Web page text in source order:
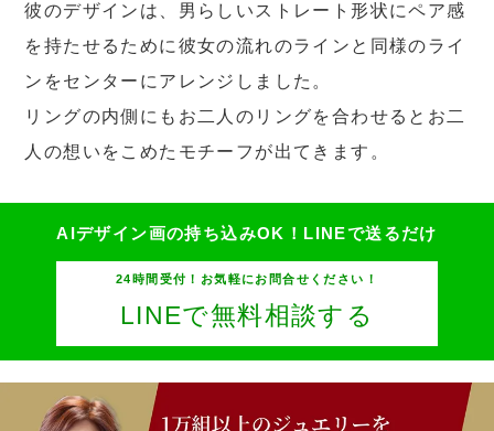
彼のデザインは、男らしいストレート形状にペア感
を持たせるために彼女の流れのラインと同様のライ
ンをセンターにアレンジしました。
リングの内側にもお二人のリングを合わせるとお二
人の想いをこめたモチーフが出てきます。
AIデザイン画の持ち込みOK！ LINEで送るだけ
24時間受付！お気軽にお問合せください！
LINEで無料相談する